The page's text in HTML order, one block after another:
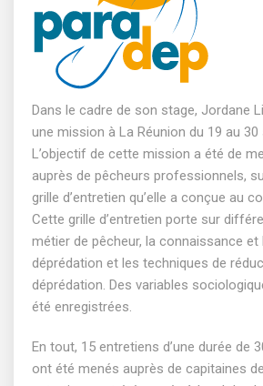
Dans le cadre de son stage, Jordane
une mission à La Réunion du 19 au
L’objectif de cette mission a été de
auprès de pêcheurs professionnels,
grille d’entretien qu’elle a conçue au
Cette grille d’entretien porte sur
métier de pêcheur, la connaissance
déprédation et les techniques de
déprédation. Des variables
été enregistrées.
En tout, 15 entretiens d’une durée de
ont été menés auprès de capitaines